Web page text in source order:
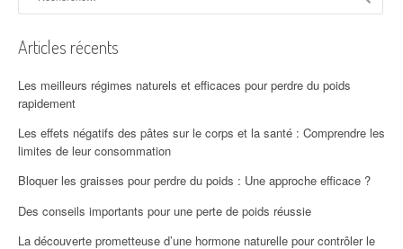
Articles récents
Les meilleurs régimes naturels et efficaces pour perdre du poids
rapidement
Les effets négatifs des pâtes sur le corps et la santé : Comprendre les
limites de leur consommation
Bloquer les graisses pour perdre du poids : Une approche efficace ?
Des conseils importants pour une perte de poids réussie
La découverte prometteuse d’une hormone naturelle pour contrôler le